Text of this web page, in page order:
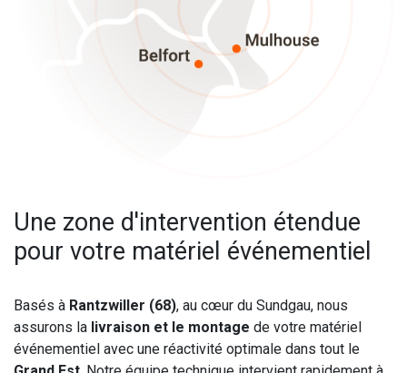
Une zone d'intervention étendue
pour votre matériel événementiel
Basés à Rantzwiller (68), au cœur du Sundgau, nous
assurons la livraison et le montage de votre matériel
événementiel avec une réactivité optimale dans tout le